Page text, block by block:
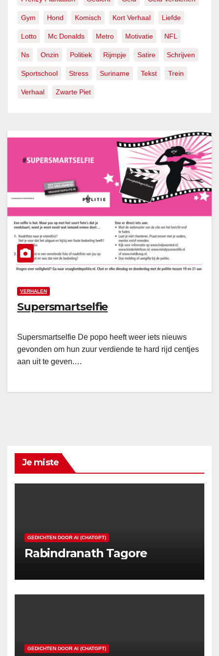
Gym Hond Komisch Kort Verhaal Liefde
Lotto Mc Donalds Metro Motivatie NFL
Ns Onzin Politiek Rijmpje Satire Schrijven
Sportschool Stress Suriname Tekst Trein
Verhaal Zwarte Piet
VERHALEN
Supersmartselfie
Supersmartselfie De popo heeft weer iets nieuws
gevonden om hun zuur verdiende te hard rijd centjes
aan uit te geven.…
Je miste
GEDICHTEN DOOR AI (CHATGPT)
Rabindranath Tagore
GEDICHTEN DOOR AI (CHATGPT)